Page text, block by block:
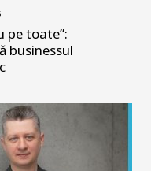
pe toate”:
businessul